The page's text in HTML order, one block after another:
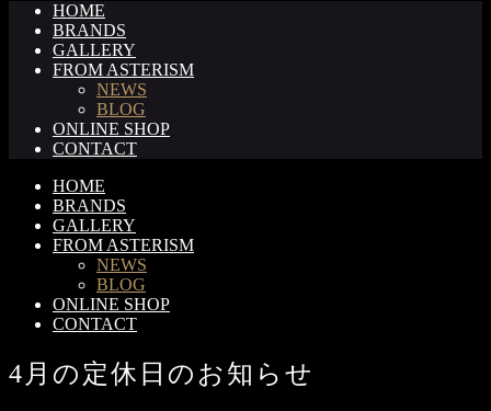
HOME
BRANDS
GALLERY
FROM ASTERISM
NEWS
BLOG
ONLINE SHOP
CONTACT
HOME
BRANDS
GALLERY
FROM ASTERISM
NEWS
BLOG
ONLINE SHOP
CONTACT
4月の定休日のお知らせ